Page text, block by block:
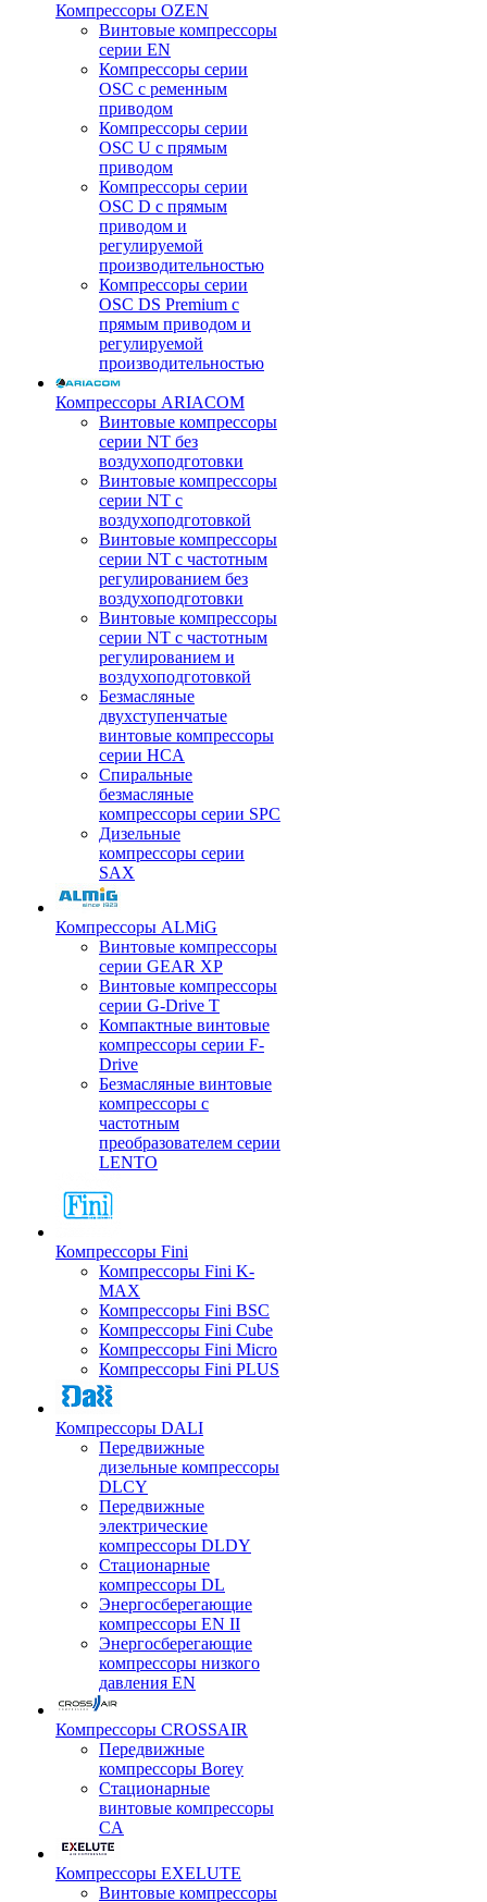
Компрессоры OZEN
Винтовые компрессоры
серии EN
Компрессоры серии
OSC с ременным
приводом
Компрессоры серии
OSC U с прямым
приводом
Компрессоры серии
OSC D с прямым
приводом и
регулируемой
производительностью
Компрессоры серии
OSC DS Premium с
прямым приводом и
регулируемой
производительностью
Компрессоры ARIACOM
Винтовые компрессоры
серии NT без
воздухоподготовки
Винтовые компрессоры
серии NT c
воздухоподготовкой
Винтовые компрессоры
серии NT с частотным
регулированием без
воздухоподготовки
Винтовые компрессоры
серии NT с частотным
регулированием и
воздухоподготовкой
Безмасляные
двухступенчатые
винтовые компрессоры
серии HCA
Спиральные
безмасляные
компрессоры серии SPC
Дизельные
компрессоры серии
SAX
Компрессоры ALMiG
Винтовые компрессоры
серии GEAR XP
Винтовые компрессоры
серии G-Drive T
Компактные винтовые
компрессоры серии F-
Drive
Безмасляные винтовые
компрессоры с
частотным
преобразователем серии
LENTO
Компрессоры Fini
Компрессоры Fini K-
MAX
Компрессоры Fini BSC
Компрессоры Fini Cube
Компрессоры Fini Micro
Компрессоры Fini PLUS
Компрессоры DALI
Передвижные
дизельные компрессоры
DLCY
Передвижные
электрические
компрессоры DLDY
Стационарные
компрессоры DL
Энергосберегающие
компрессоры EN II
Энергосберегающие
компрессоры низкого
давления EN
Компрессоры CROSSAIR
Передвижные
компрессоры Borey
Стационарные
винтовые компрессоры
CA
Компрессоры EXELUTE
Винтовые компрессоры